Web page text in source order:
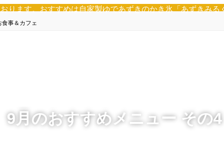
ります。おすすめは自家製ゆであずきのかき氷「あずきみる
事＆カフェ
9月のおすすめメニュー その4